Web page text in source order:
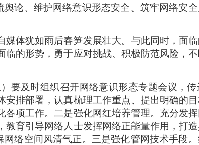
论、维护网络意识形态安全、筑牢网络安
体犹如雨后春笋发展壮大。与此同时，面
的形势，勇于应对挑战、积极防范风险，
要及时组织召开网络意识形态专题会议，
排部署，认真梳理工作重点、提出明确的
项工作。二是强化网红培养管理。充分发
育引导网络人士发挥网络正能量作用，打
络空间风清气正。三是强化管网技术手段